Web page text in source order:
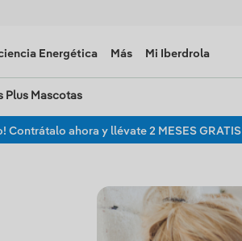
Energética Más Mi Iberdrola
Plus Mascotas
Contrátalo ahora y llévate 2 MESES GRATIS